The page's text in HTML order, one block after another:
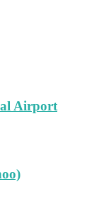
Airport